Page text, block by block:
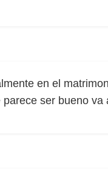
en el
ser bueno va